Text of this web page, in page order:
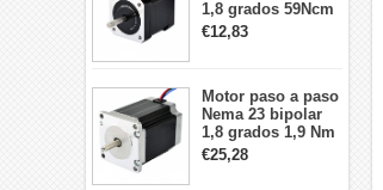
1,8 grados 59Ncm
2A 42x48mm 4
cables compatible
€12,83
Motor paso a paso
Nema 23 bipolar
1,8 grados 1,9 Nm
2,8 A 3,2 V
57x57x76mm 4
€25,28